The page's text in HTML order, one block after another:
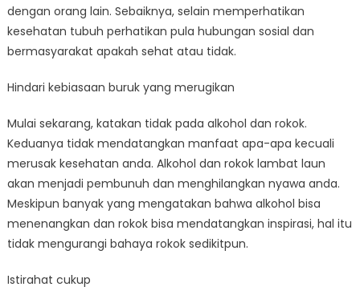
dengan orang lain. Sebaiknya, selain memperhatikan
kesehatan tubuh perhatikan pula hubungan sosial dan
bermasyarakat apakah sehat atau tidak.
Hindari kebiasaan buruk yang merugikan
Mulai sekarang, katakan tidak pada alkohol dan rokok.
Keduanya tidak mendatangkan manfaat apa-apa kecuali
merusak kesehatan anda. Alkohol dan rokok lambat laun
akan menjadi pembunuh dan menghilangkan nyawa anda.
Meskipun banyak yang mengatakan bahwa alkohol bisa
menenangkan dan rokok bisa mendatangkan inspirasi, hal itu
tidak mengurangi bahaya rokok sedikitpun.
Istirahat cukup